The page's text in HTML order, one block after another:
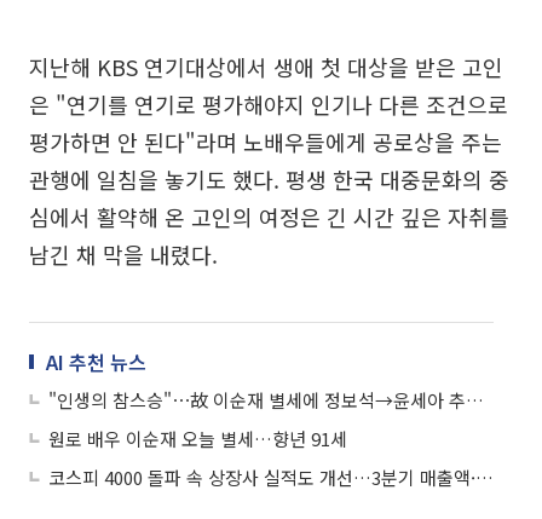
지난해 KBS 연기대상에서 생애 첫 대상을 받은 고인
은 "연기를 연기로 평가해야지 인기나 다른 조건으로
평가하면 안 된다"라며 노배우들에게 공로상을 주는
관행에 일침을 놓기도 했다. 평생 한국 대중문화의 중
심에서 활약해 온 고인의 여정은 긴 시간 깊은 자취를
남긴 채 막을 내렸다.
AI 추천 뉴스
"인생의 참스승"⋯故 이순재 별세에 정보석→윤세아 추모 물결
원로 배우 이순재 오늘 별세…향년 91세
코스피 4000 돌파 속 상장사 실적도 개선…3분기 매출액·영업익 모두 증가